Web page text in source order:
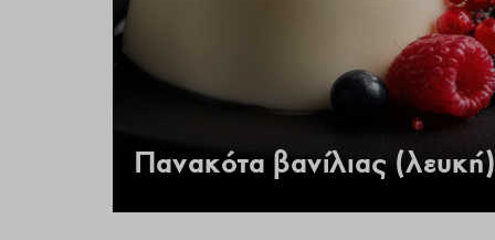
Πανακότα βανίλιας (λευκή)